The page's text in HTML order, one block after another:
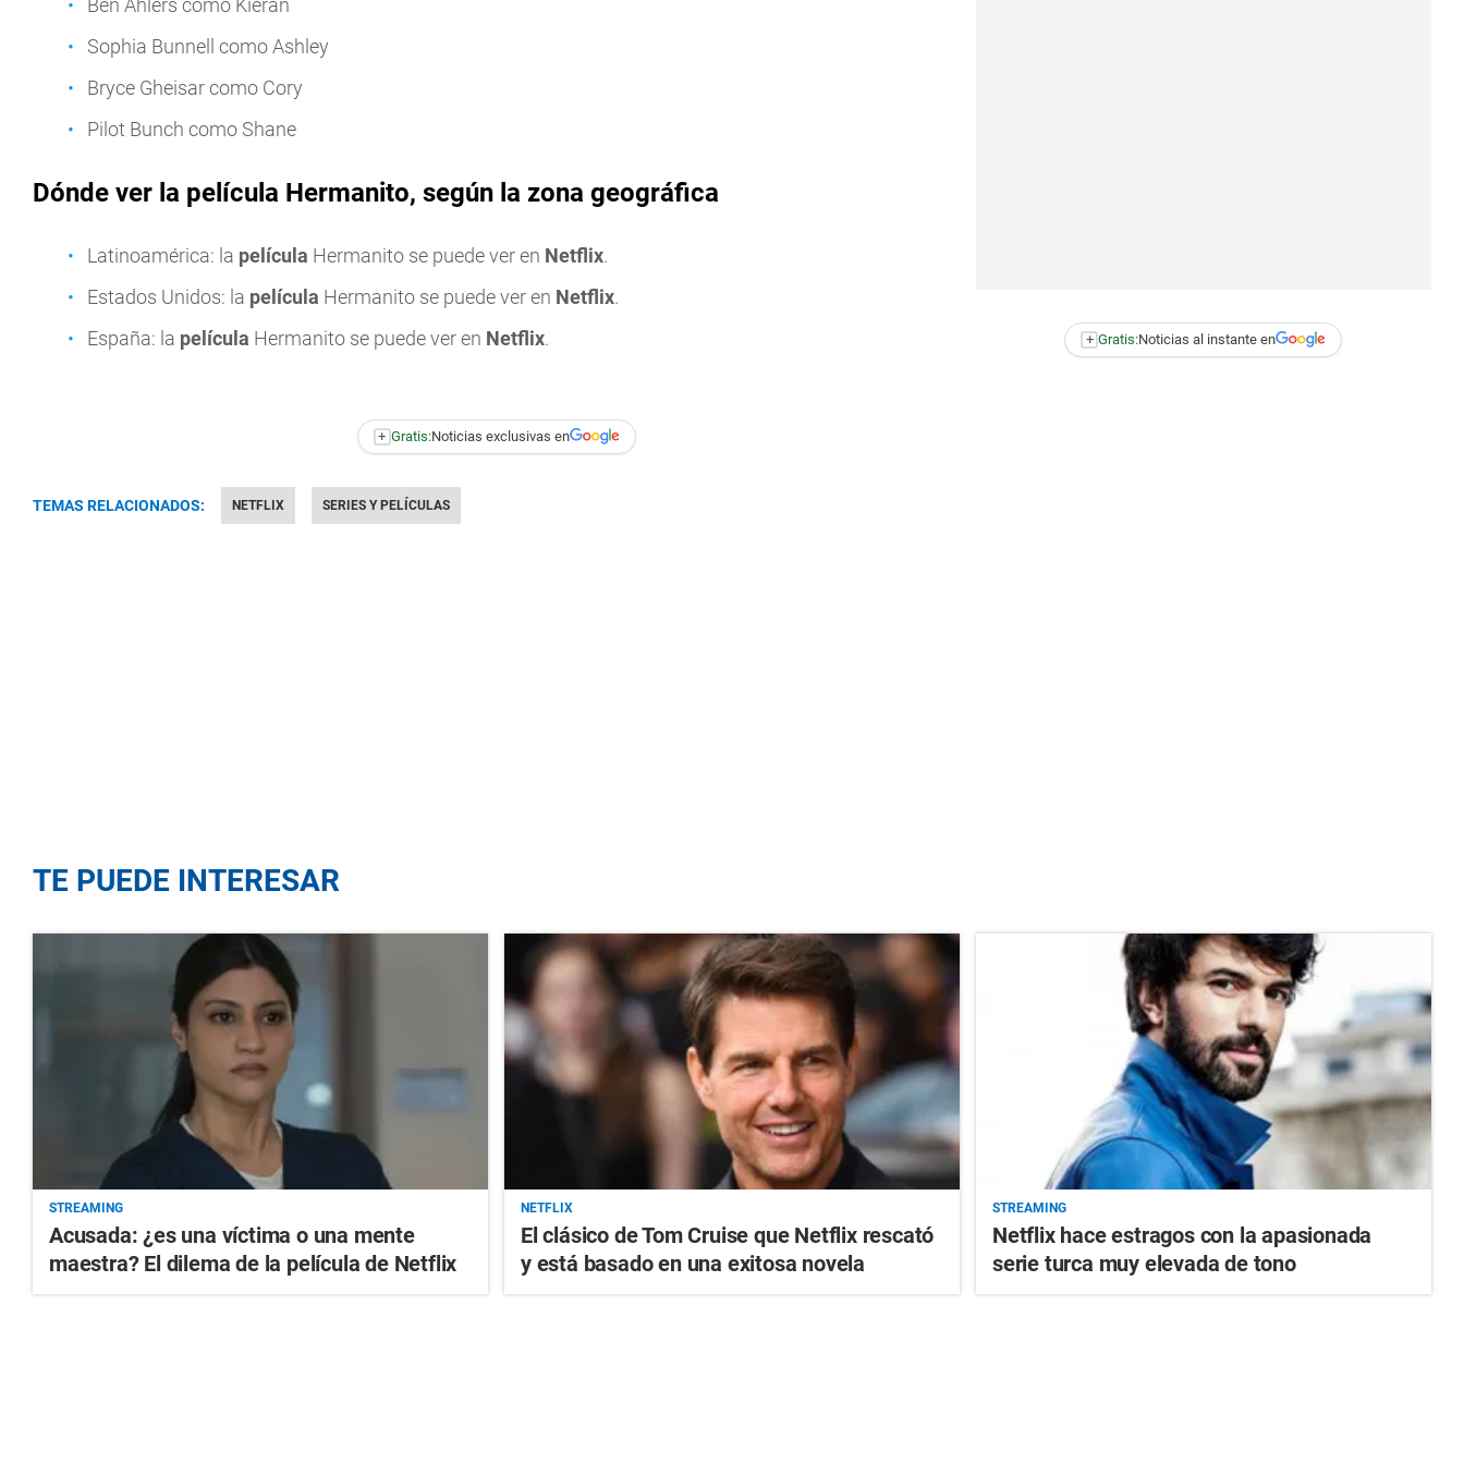
Sophia Bunnell como Ashley
Bryce Gheisar como Cory
Pilot Bunch como Shane
Dónde ver la película Hermanito, según la zona geográfica
Latinoamérica: la película Hermanito se puede ver en Netflix.
Estados Unidos: la película Hermanito se puede ver en Netflix.
España: la película Hermanito se puede ver en Netflix.
+ Gratis:Noticias exclusivas en
TEMAS RELACIONADOS: NETFLIX SERIES Y PELÍCULAS
+ Gratis:Noticias al instante en
TE PUEDE INTERESAR
STREAMING
Acusada: ¿es una víctima o una mente
maestra? El dilema de la película de Netflix
NETFLIX
El clásico de Tom Cruise que Netflix rescató
y está basado en una exitosa novela
STREAMING
Netflix hace estragos con la apasionada
serie turca muy elevada de tono